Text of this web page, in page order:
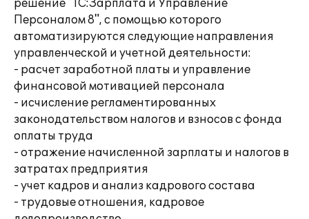
решение "1С:Зарплата и Управление
Персоналом 8", с помощью которого
автоматизируются следующие направления
управленческой и учетной деятельности:
- расчет заработной платы и управление
финансовой мотивацией персонала
- исчисление регламентированных
законодательством налогов и взносов с фонда
оплаты труда
- отражение начисленной зарплаты и налогов в
затратах предприятия
- учет кадров и анализ кадрового состава
- трудовые отношения, кадровое